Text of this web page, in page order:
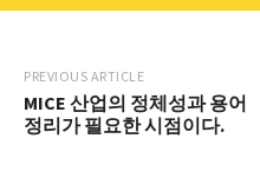
PREVIOUS ARTICLE
MICE 산업의 정체성과 용어
정리가 필요한 시점이다.